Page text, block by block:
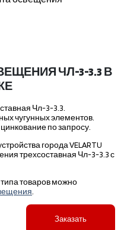
ЧЛ-3-3.3 В
Чл-3-3.3.
чугунных элементов.
по запросу.
города VELARTU
трехсоставная Чл-3-3.3 с
товаров можно
Заказать